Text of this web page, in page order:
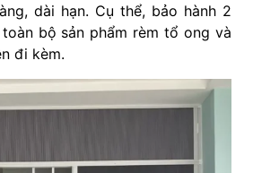
dài hạn. Cụ thể, bảo hành 2
bộ sản phẩm rèm tổ ong và
đi kèm.